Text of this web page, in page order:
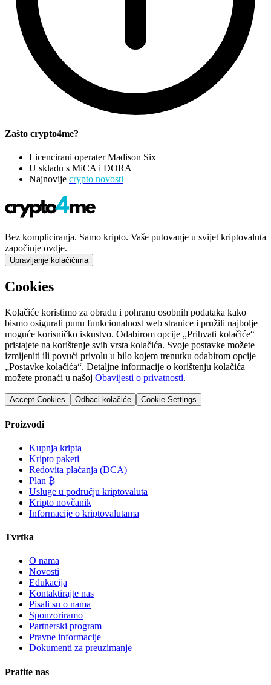
Zašto crypto4me?
Licencirani operater Madison Six
U skladu s MiCA i DORA
Najnovije crypto novosti
Bez kompliciranja. Samo kripto. Vaše putovanje u svijet kriptovaluta
započinje ovdje.
Upravljanje kolačićima
Cookies
Kolačiće koristimo za obradu i pohranu osobnih podataka kako
bismo osigurali punu funkcionalnost web stranice i pružili najbolje
moguće korisničko iskustvo. Odabirom opcije „Prihvati kolačiće“
pristajete na korištenje svih vrsta kolačića. Svoje postavke možete
izmijeniti ili povući privolu u bilo kojem trenutku odabirom opcije
„Postavke kolačića“. Detaljne informacije o korištenju kolačića
možete pronaći u našoj Obavijesti o privatnosti.
Accept Cookies Odbaci kolačiće Cookie Settings
Proizvodi
Kupnja kripta
Kripto paketi
Redovita plaćanja (DCA)
Plan ₿
Usluge u području kriptovaluta
Kripto novčanik
Informacije o kriptovalutama
Tvrtka
O nama
Novosti
Edukacija
Kontaktirajte nas
Pisali su o nama
Sponzoriramo
Partnerski program
Pravne informacije
Dokumenti za preuzimanje
Pratite nas